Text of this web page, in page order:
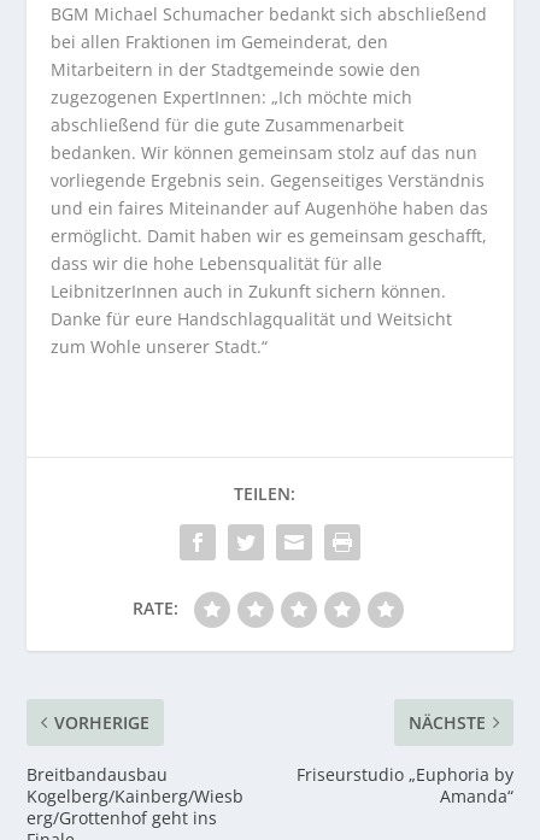
BGM Michael Schumacher bedankt sich abschließend
bei allen Fraktionen im Gemeinderat, den
Mitarbeitern in der Stadtgemeinde sowie den
zugezogenen ExpertInnen: „Ich möchte mich
abschließend für die gute Zusammenarbeit
bedanken. Wir können gemeinsam stolz auf das nun
vorliegende Ergebnis sein. Gegenseitiges Verständnis
und ein faires Miteinander auf Augenhöhe haben das
ermöglicht. Damit haben wir es gemeinsam geschafft,
dass wir die hohe Lebensqualität für alle
LeibnitzerInnen auch in Zukunft sichern können.
Danke für eure Handschlagqualität und Weitsicht
zum Wohle unserer Stadt.“
RATE:
VORHERIGE
Breitbandausbau
Kogelberg/Kainberg/Wiesb
erg/Grottenhof geht ins
NÄCHSTE
Friseurstudio „Euphoria by
Amanda“